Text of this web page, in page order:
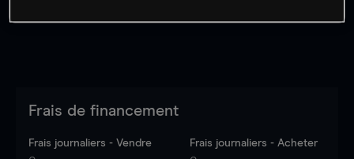
Frais de financement
Frais journaliers - Vendre Frais journaliers - Acheter